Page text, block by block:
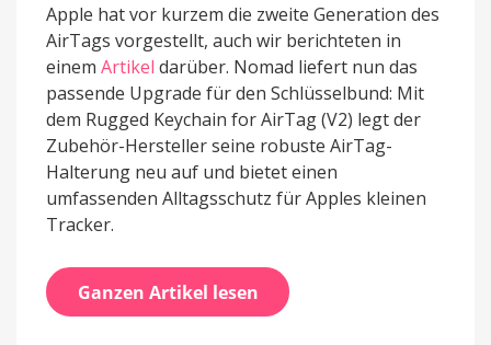
Apple hat vor kurzem die zweite Generation des
AirTags vorgestellt, auch wir berichteten in
einem Artikel darüber. Nomad liefert nun das
passende Upgrade für den Schlüsselbund: Mit
dem Rugged Keychain for AirTag (V2) legt der
Zubehör-Hersteller seine robuste AirTag-
Halterung neu auf und bietet einen
umfassenden Alltagsschutz für Apples kleinen
Tracker.
Ganzen Artikel lesen